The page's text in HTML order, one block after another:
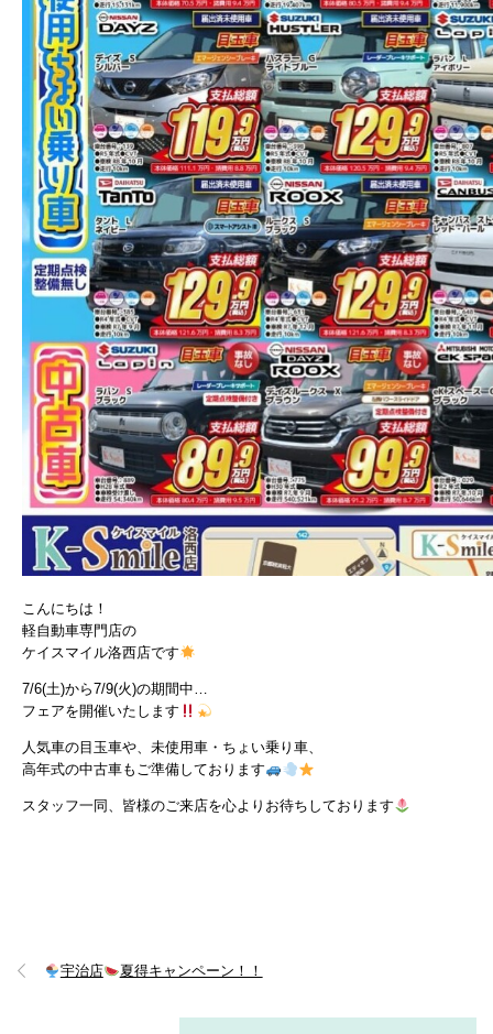
こんにちは！
軽自動車専門店の
ケイスマイル洛西店です
7/6(土)から7/9(火)の期間中…
フェアを開催いたします
人気車の目玉車や、未使用車・ちょい乗り車、
高年式の中古車もご準備しております
スタッフ一同、皆様のご来店を心よりお待ちしております
宇治店 夏得キャンペーン！！